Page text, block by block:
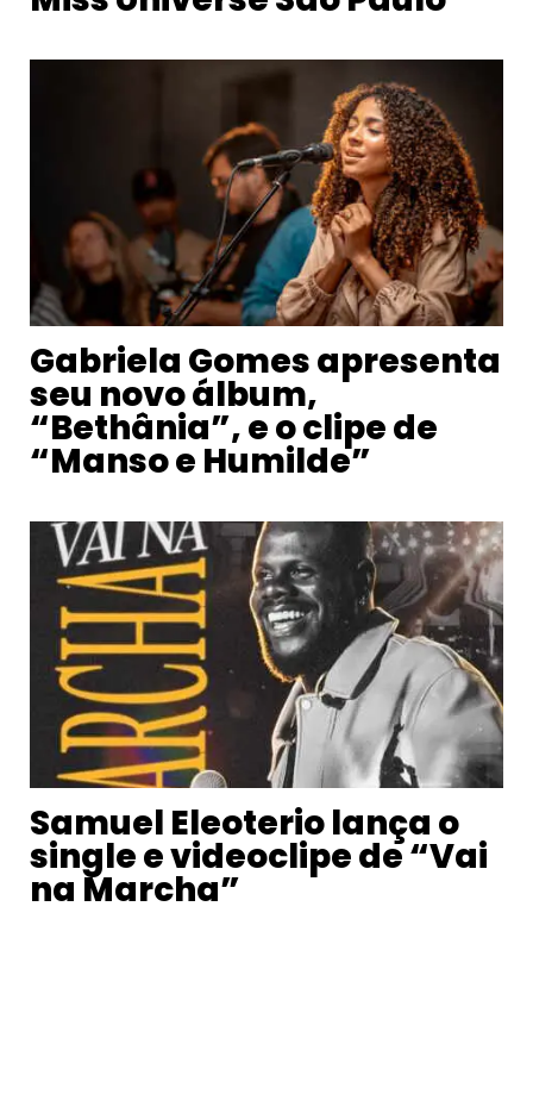
Gabriela Gomes apresenta
seu novo álbum,
“Bethânia”, e o clipe de
“Manso e Humilde”
Samuel Eleoterio lança o
single e videoclipe de “Vai
na Marcha”